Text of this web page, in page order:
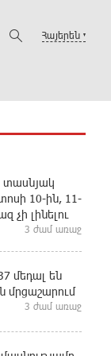
Հայերեն
տասնյակ
10-ին, 11-
չի լինելու
3 ժամ առաջ
մեդալ են
մրցաշարում
3 ժամ առաջ